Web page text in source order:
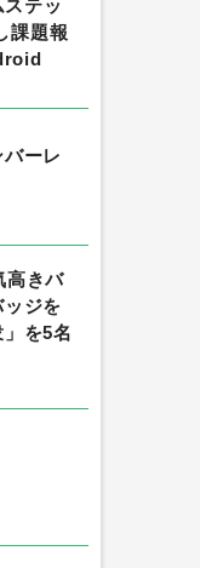
テッ
課題報
ーレ
きバ
ジを
を5名